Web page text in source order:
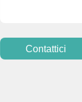
Contattici